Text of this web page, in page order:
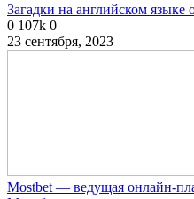
Загадки на английском
0 107k 0
23 сентября, 2023
Mostbet — ведущая онлайн-